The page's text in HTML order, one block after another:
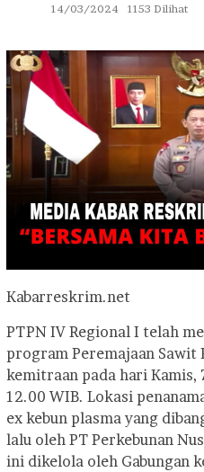
14/03/2024
1153 Dilihat
Kabarreskrim.net
PTPN IV Regional I telah
program Peremajaan Sawit
kemitraan pada hari
12.00 WIB. Lokasi
ex kebun plasma yang
lalu oleh PT Perkebunan
ini dikelola oleh Gabungan